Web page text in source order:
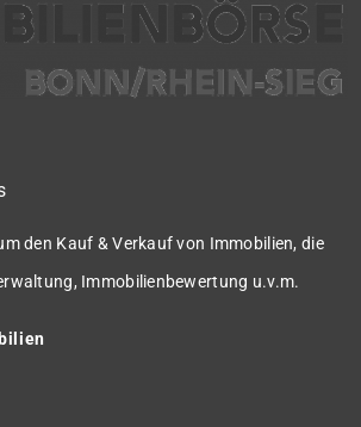
den Kauf & Verkauf von Immobilien, die
Immobilienbewertung u.v.m.